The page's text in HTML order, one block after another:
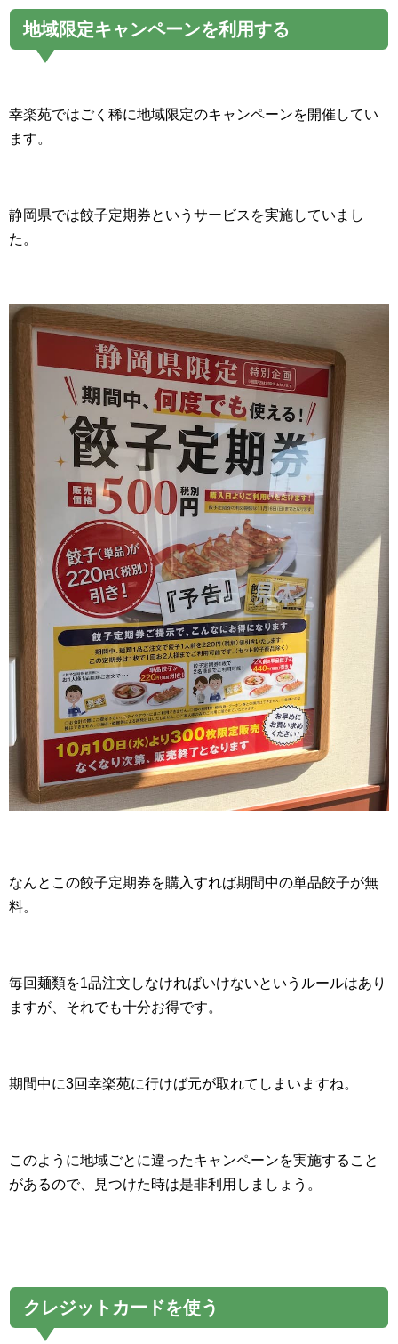
地域限定キャンペーンを利用する
幸楽苑ではごく稀に地域限定のキャンペーンを開催してい
ます。
静岡県では餃子定期券というサービスを実施していまし
た。
なんとこの餃子定期券を購入すれば期間中の単品餃子が無
料。
毎回麺類を1品注文しなければいけないというルールはあり
ますが、それでも十分お得です。
期間中に3回幸楽苑に行けば元が取れてしまいますね。
このように地域ごとに違ったキャンペーンを実施すること
があるので、見つけた時は是非利用しましょう。
クレジットカードを使う